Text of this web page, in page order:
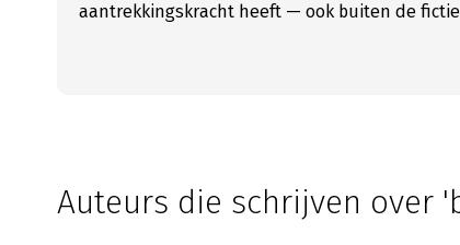
aantrekkingskracht heeft — ook buiten de
Auteurs die schrijven over